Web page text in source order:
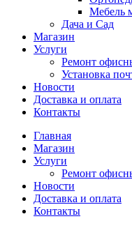
Мебель
Дача и Сад
Магазин
Услуги
Ремонт
Установка
Новости
Доставка и оплата
Контакты
Главная
Магазин
Услуги
Ремонт
Новости
Доставка и оплата
Контакты